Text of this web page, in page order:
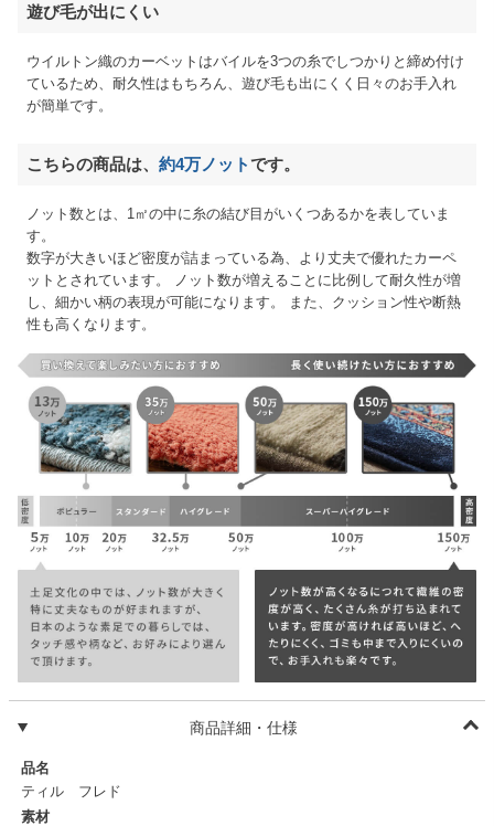
遊び毛が出にくい
ウイルトン織のカーベットはバイルを3つの糸でしつかりと締め付け
ているため、耐久性はもちろん、遊び毛も出にくく日々のお手入れ
が簡単です。
こちらの商品は、 約4万ノットです。
ノット数とは、1㎡の中に糸の結び目がいくつあるかを表していま
す。
数字が大きいほど密度が詰まっている為、より丈夫で優れたカーペ
ットとされています。 ノット数が増えることに比例して耐久性が増
し、細かい柄の表現が可能になります。 また、クッション性や断熱
性も高くなります。
商品詳細・仕様
品名
ティル フレド
素材